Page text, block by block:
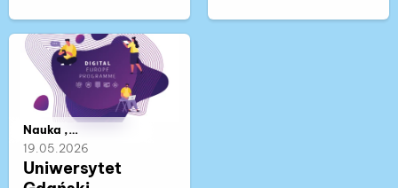
Bałtyckiego. W UG
trwa pierwsze
Baltic Rectors'
Forum
Należy do kategorii:
Nauka ,
Współpraca ,
Życie akademickie
19.05.2026
Uniwersytet